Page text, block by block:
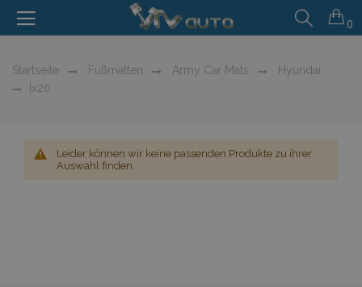
0
Startseite Fußmatten Army Car Mats
Hyundai
Ix20
Leider können wir keine passenden Produkte zu ihrer
Auswahl finden.